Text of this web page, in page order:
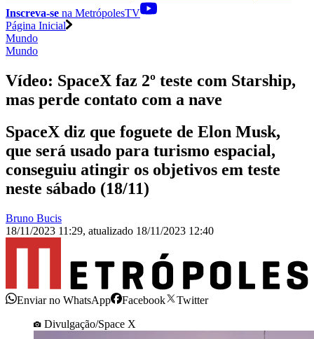
Inscreva-se na MetrópolesTV
Página Inicial
Mundo
Mundo
Vídeo: SpaceX faz 2º teste com Starship,
mas perde contato com a nave
SpaceX diz que foguete de Elon Musk,
que será usado para turismo espacial,
conseguiu atingir os objetivos em teste
neste sábado (18/11)
Bruno Bucis
18/11/2023 11:29, atualizado 18/11/2023 12:40
Enviar no WhatsApp Facebook
Twitter
Divulgação/Space X